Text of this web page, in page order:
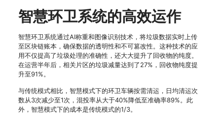
智慧环卫系统的高效运作
智慧环卫系统通过AI称重和图像识别技术，将垃圾数据实时上传
至区块链账本，确保数据的透明性和不可篡改性。这种技术的应
用不仅提高了垃圾处理的准确性，还大大提升了回收物的纯度。
在运营半年后，相关片区的垃圾减量达到了27%，回收物纯度提
升至91%。
与传统模式相比，智慧模式下的环卫车辆按需清运，日均清运次
数从3次减少至1次，混投率从大于40%降低至准确率89%。此
外，智慧模式下的成本是传统模式的1/3。